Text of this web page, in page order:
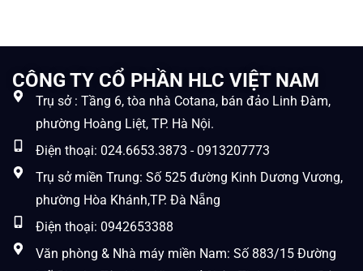
CÔNG TY CỔ PHẦN HLC VIỆT NAM
Trụ sở : Tầng 6, tòa nhà Cotana, bán đảo Linh Đàm,
phường Hoàng Liệt, TP. Hà Nội.
Điện thoại: 024.6653.3873 - 0913207773
Trụ sở miền Trung: Số 525 đường Kinh Dương Vương,
phường Hòa Khánh,TP. Đà Nẵng
Điện thoại: 0942653388
Văn phòng & Nhà máy miền Nam: Số 883/15 Đường